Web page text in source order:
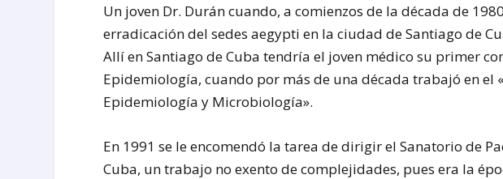
Un joven Dr. Durán cuando, a comienzos de la década de
erradicación del sedes aegypti en la ciudad de Santiago de
Allí en Santiago de Cuba tendría el joven médico su primer
Epidemiología, cuando por más de una década trabajó en el
Epidemiología y Microbiología».
En 1991 se le encomendó la tarea de dirigir el Sanatorio de
Cuba, un trabajo no exento de complejidades, pues era la